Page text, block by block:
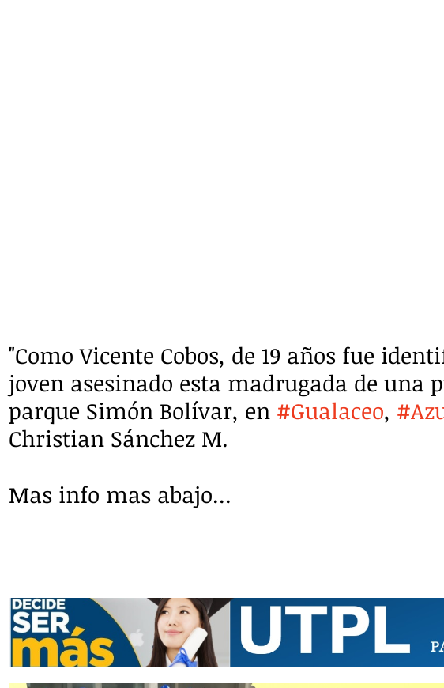
"Como Vicente Cobos, de 19 años fue
joven asesinado esta madrugada de una
parque Simón Bolívar, en #Gualaceo,
Christian Sánchez M.
Mas info mas abajo...